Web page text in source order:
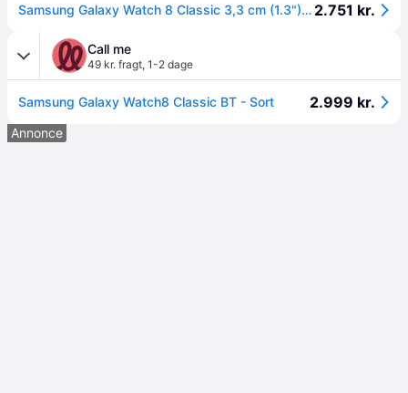
Samsung Galaxy Watch 8 Classic 3,3 cm (1.3") AMOLED 46 mm Digital 438 x 438 pixel Berøringsskærm Sølv Wi-Fi GPS (satellit) 2.751 kr.
Call me
49 kr. fragt, 1-2 dage
Samsung Galaxy Watch8 Classic BT - Sort 2.999 kr.
Annonce